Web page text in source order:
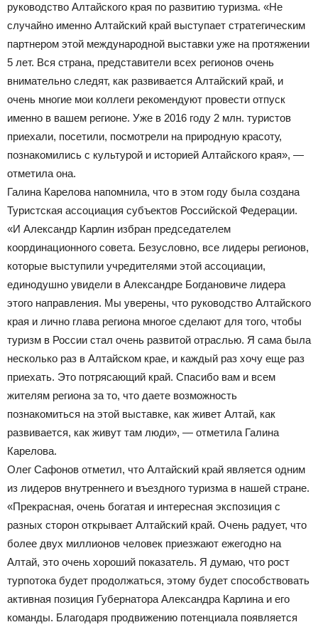
руководство Алтайского края по развитию туризма. «Не
случайно именно Алтайский край выступает стратегическим
партнером этой международной выставки уже на протяжении
5 лет. Вся страна, представители всех регионов очень
внимательно следят, как развивается Алтайский край, и
очень многие мои коллеги рекомендуют провести отпуск
именно в вашем регионе. Уже в 2016 году 2 млн. туристов
приехали, посетили, посмотрели на природную красоту,
познакомились с культурой и историей Алтайского края», —
отметила она.
Галина Карелова напомнила, что в этом году была создана
Туристская ассоциация субъектов Российской Федерации.
«И Александр Карлин избран председателем
координационного совета. Безусловно, все лидеры регионов,
которые выступили учредителями этой ассоциации,
единодушно увидели в Александре Богдановиче лидера
этого направления. Мы уверены, что руководство Алтайского
края и лично глава региона многое сделают для того, чтобы
туризм в России стал очень развитой отраслью. Я сама была
несколько раз в Алтайском крае, и каждый раз хочу еще раз
приехать. Это потрясающий край. Спасибо вам и всем
жителям региона за то, что даете возможность
познакомиться на этой выставке, как живет Алтай, как
развивается, как живут там люди», — отметила Галина
Карелова.
Олег Сафонов отметил, что Алтайский край является одним
из лидеров внутреннего и въездного туризма в нашей стране.
«Прекрасная, очень богатая и интересная экспозиция с
разных сторон открывает Алтайский край. Очень радует, что
более двух миллионов человек приезжают ежегодно на
Алтай, это очень хороший показатель. Я думаю, что рост
турпотока будет продолжаться, этому будет способствовать
активная позиция Губернатора Александра Карлина и его
команды. Благодаря продвижению потенциала появляется